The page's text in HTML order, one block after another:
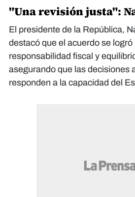
"Una revisión justa":
El presidente de la República,
destacó que el acuerdo se
responsabilidad fiscal y
asegurando que las decisiones
responden a la capacidad del